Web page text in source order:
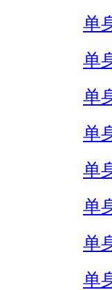
单
单
单
单
单
单
单
单